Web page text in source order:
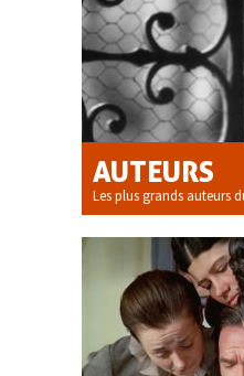
AUTEURS
Les plus grands auteurs